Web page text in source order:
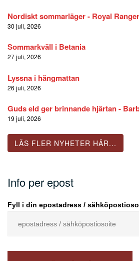
Nordiskt sommarläger - Royal
30 juli, 2026
Sommarkväll i Betania
27 juli, 2026
Lyssna i hängmattan
26 juli, 2026
Guds eld ger brinnande hjärtan -
19 juli, 2026
LÄS FLER NYHETER HÄR...
Info per epost
Fyll i din epostadress /